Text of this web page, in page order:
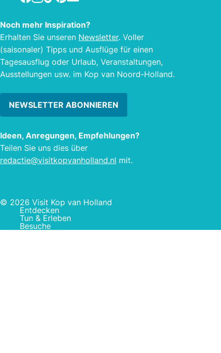
Noch mehr Inspiration?
Erhalten Sie unseren Newsletter. Voller
(saisonaler) Tipps und Ausflüge für einen
Tagesausflug oder Urlaub, Veranstaltungen,
Ausstellungen usw. im Kop van Noord-Holland.
NEWSLETTER ABONNIEREN
Ideen, Anregungen, Empfehlungen?
Teilen Sie uns dies über
redactie@visitkopvanholland.nl mit.
© 2026 Visit Kop van Holland
Entdecken
Tun & Erleben
Besuche